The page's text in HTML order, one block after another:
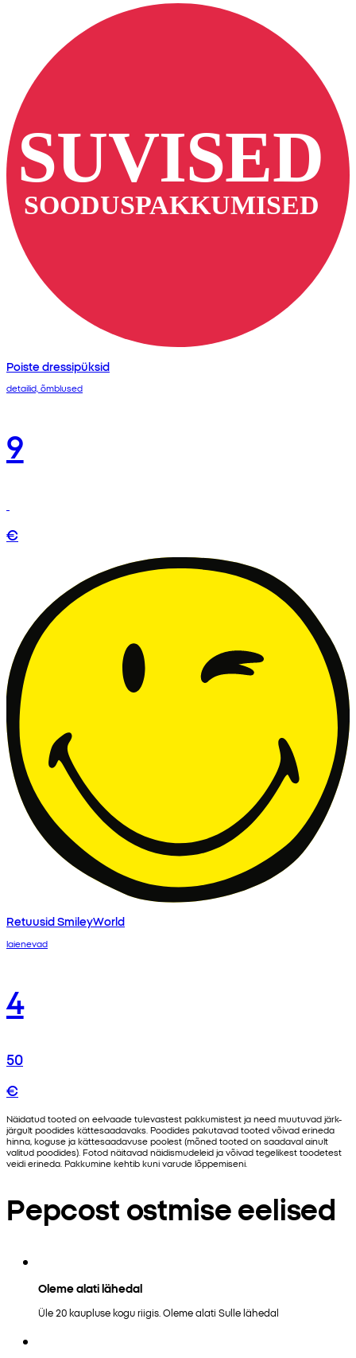
Poiste dressipüksid
detailid, õmblused
9
€
Retuusid SmileyWorld
laienevad
4
50
€
Näidatud tooted on eelvaade tulevastest pakkumistest ja need muutuvad järk-
järgult poodides kättesaadavaks. Poodides pakutavad tooted võivad erineda
hinna, koguse ja kättesaadavuse poolest (mõned tooted on saadaval ainult
valitud poodides). Fotod näitavad näidismudeleid ja võivad tegelikest toodetest
veidi erineda. Pakkumine kehtib kuni varude lõppemiseni.
Pepcost ostmise eelised
Oleme alati lähedal
Üle 20 kaupluse kogu riigis. Oleme alati Sulle lähedal